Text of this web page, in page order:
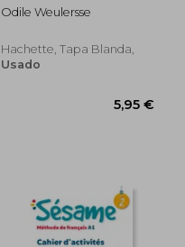
Odile Weulersse
Hachette, Tapa Blanda,
Usado